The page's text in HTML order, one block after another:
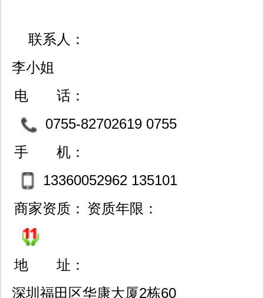
联系人：
李小姐
电 话：
0755-82702619 0755
- 82777855
手 机：
13360052962 135101
75077
商家资质： 资质年限：
地 址：
深圳福田区华康大厦2栋60